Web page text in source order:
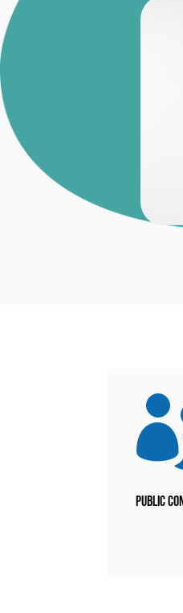
Public